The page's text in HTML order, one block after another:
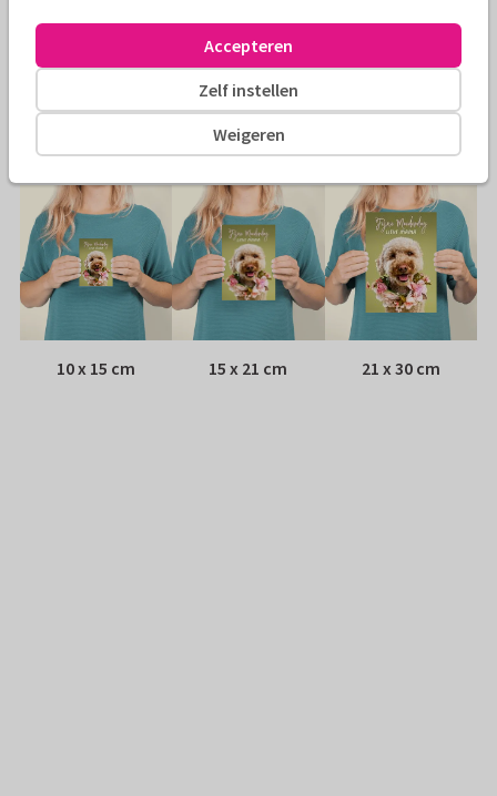
Envelop: Witte vensterenvelop
Adres: Achterop de kaart
Formaten
10 x 15 cm 15 x 21 cm 21 x 30 cm
Weigeren
Zelf instellen
Accepteren